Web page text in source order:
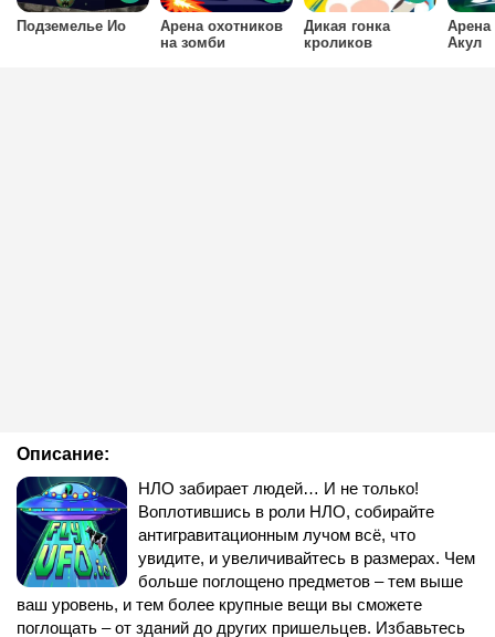
Описание:
НЛО забирает людей… И не только!
Воплотившись в роли НЛО, собирайте
антигравитационным лучом всё, что
увидите, и увеличивайтесь в размерах. Чем
больше поглощено предметов – тем выше
ваш уровень, и тем более крупные вещи вы сможете
поглощать – от зданий до других пришельцев. Избавьтесь
Подземелье Ио
Арена охотников
на зомби
Дикая гонка
кроликов
Арена
Акул